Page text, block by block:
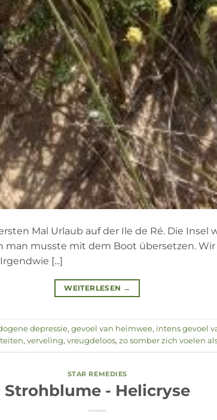
Mal Urlaub auf der Ile de Ré. Die
musste mit dem Boot übersetzen.
[...]
WEITERLESEN →
depressie, gevoel van heimwee, intens gevoel
, verveling, vreugdeloos, zo somber zich voelen
STAR REMEDIES
Strohblume - Helicryse